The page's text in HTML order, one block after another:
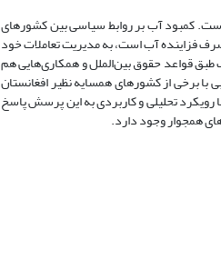
کمبود آب بر روابط سیاسی بین کشورهای
فزاینده آب است، به مدیریت تعاملات خود
طبق قواعد حقوق بین‌الملل و همکاری‌هایی هم
با برخی از کشورهای همسایه نظیر افغانستان
تحلیلی و کاربردی به این پرسش پاسخ
همجوار وجود دارد.